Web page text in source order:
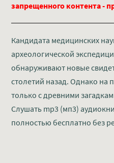
запрещенного контента -
Кандидата медицинских
археологической
обнаруживают новые
столетий назад. Однако на
только с древними
Слушать mp3 (мп3)
полностью бесплатно без